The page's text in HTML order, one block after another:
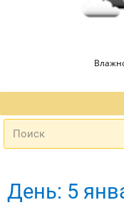
День: 5